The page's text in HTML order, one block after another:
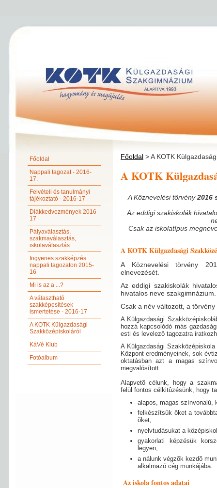
Főoldal > A KOTK
A KOTK
A Köznevelési törvény2016
Az eddigi szakiskolák
Csak az iskolatípus
A KOTK Külgazdasági
A Köznevelési törvény
elnevezését.
Az eddigi szakiskolák
hivatalos neve szakgimnázium.
Csak a név változott, a
A Külgazdasági
hozzá kapcsolódó más
esti és levelezõ tagozatra
A Külgazdasági
Központ eredményeinek, sok
oktatásban azt a magas
megvalósított.
Alapvetõ célunk, hogy a
felül fontos célkitûzésünk, hogy
alapos, magas színvonalú,
felkészítsük õket a
õket,
nyelvtudásukat a
gyakorlati képzésük
legyen,
a nálunk végzõk kezdõ
alkalmazó cég munkájába.
Az iskola fontos adatai
Főoldal
Nappali tagozat - 2016-
17.
Felvételi és tanulmányi
tájékoztató - 2016-17
Diákkedvezmények 2016-
17
Pályaválasztás,
szakmaválasztás,
iskolaválasztás
Ingyenes szakképzés
nappali tagozaton 2015-
16
Mi is az a ...?
A választható
szakképesítések
ismertetése - 2016-17
A KOTK Külgazdasági
Szakközépiskoláról
KáVé Klub
Fotóalbum